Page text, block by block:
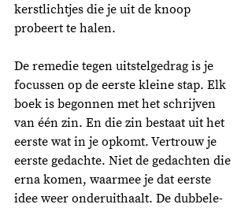
kerstlichtjes die je uit de knoop
probeert te halen.
De remedie tegen uitstelgedrag is je
focussen op de eerste kleine stap. Elk
boek is begonnen met het schrijven
van één zin. En die zin bestaat uit het
eerste wat in je opkomt. Vertrouw je
eerste gedachte. Niet de gedachten die
erna komen, waarmee je dat eerste
idee weer onderuithaalt. De dubbele-